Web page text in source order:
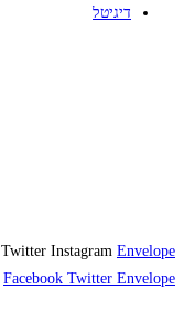
דיגיטל
Twitter Instagram Envelope
Facebook Twitter Envelope